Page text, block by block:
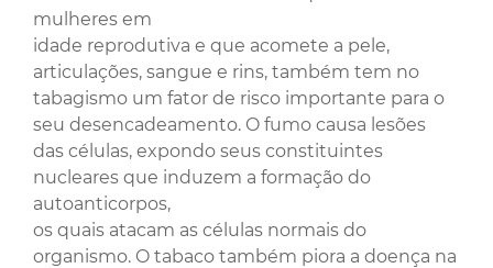
mulheres em
idade reprodutiva e que acomete a pele,
articulações, sangue e rins, também tem no
tabagismo um fator de risco importante para o
seu desencadeamento. O fumo causa lesões
das células, expondo seus constituintes
nucleares que induzem a formação do
autoanticorpos,
os quais atacam as células normais do
organismo. O tabaco também piora a doença na